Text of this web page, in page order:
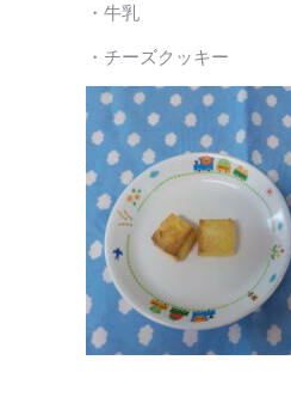
・牛乳
・チーズクッキー